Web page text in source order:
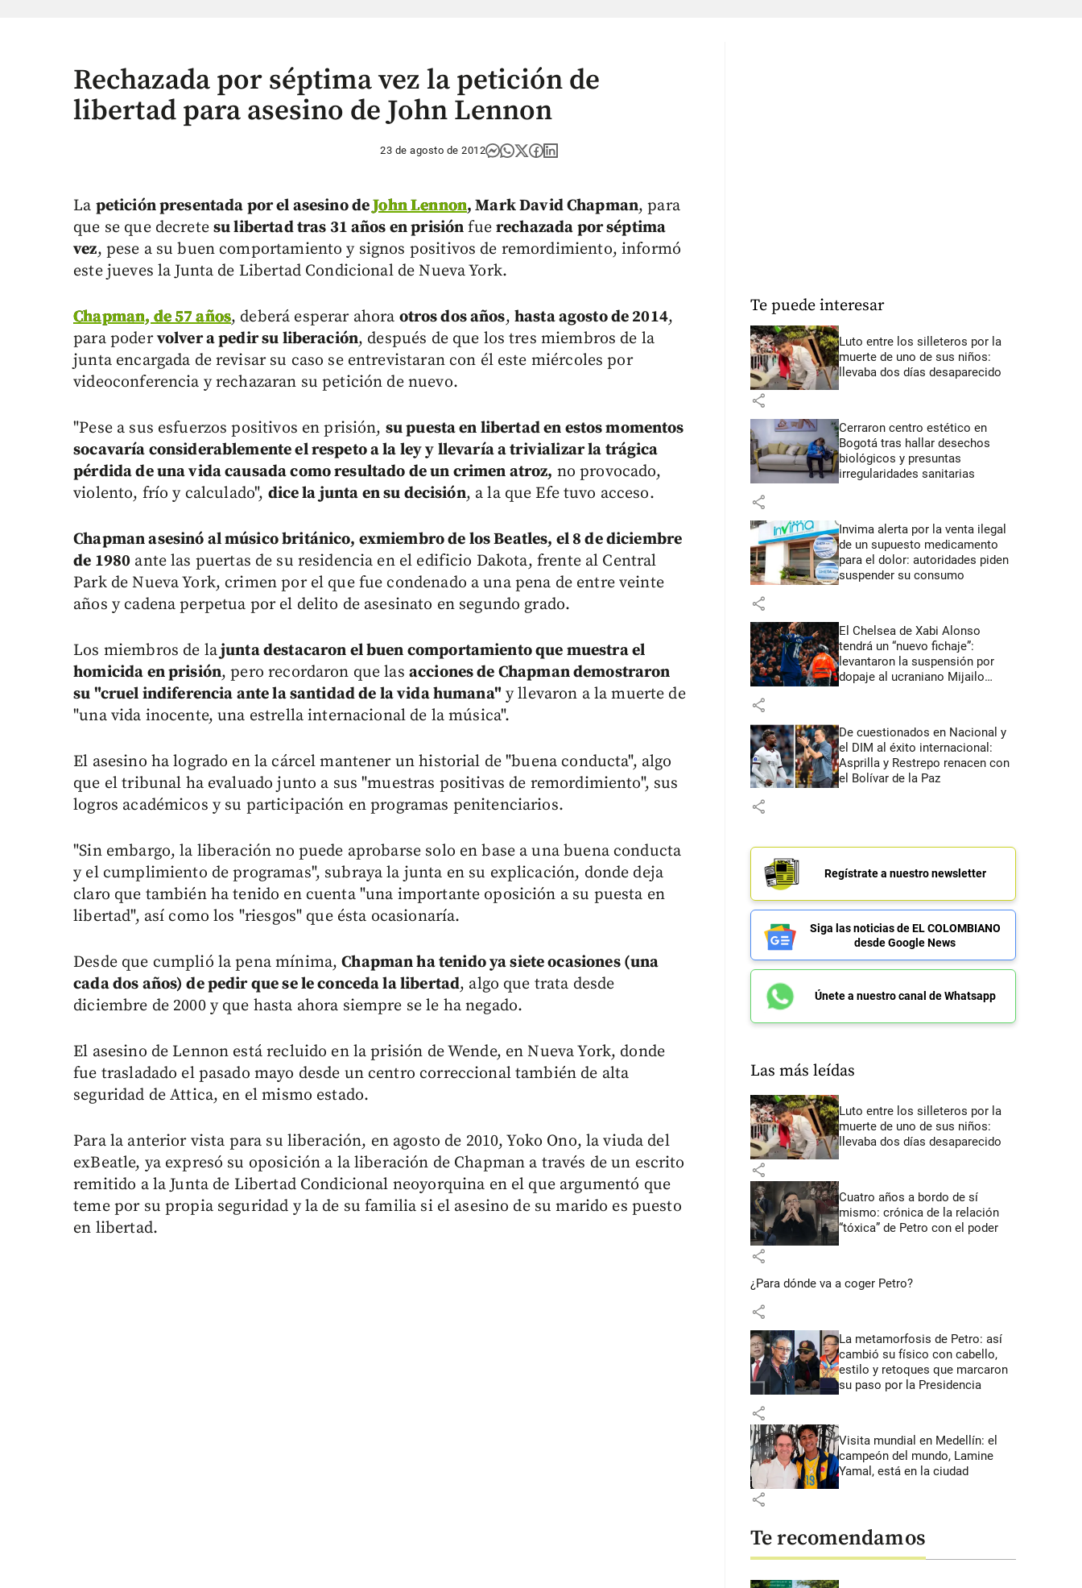
Rechazada por séptima vez la petición de
libertad para asesino de John Lennon
23 de agosto de 2012
La petición presentada por el asesino deJohn Lennon, Mark David Chapman, para
que se que decretesu libertad tras 31 años en prisión fuerechazada por séptima
vez, pese a su buen comportamiento y signos positivos de remordimiento, informó
este jueves la Junta de Libertad Condicional de Nueva York.
Chapman, de 57 años, deberá esperar ahora otros dos años, hasta agosto de 2014,
para podervolver a pedir su liberación, después de que los tres miembros de la
junta encargada de revisar su caso se entrevistaran con él este miércoles por
videoconferencia y rechazaran su petición de nuevo.
"Pese a sus esfuerzos positivos en prisión, su puesta en libertad en estos momentos
socavaría considerablemente el respeto a la ley y llevaría a trivializar la trágica
pérdida de una vida causada como resultado de un crimen atroz, no provocado,
violento, frío y calculado", dice la junta en su decisión, a la que Efe tuvo acceso.
Chapman asesinó al músico británico, exmiembro de los Beatles, el 8 de diciembre
de 1980 ante las puertas de su residencia en el edificio Dakota, frente al Central
Park de Nueva York, crimen por el que fue condenado a una pena de entre veinte
años y cadena perpetua por el delito de asesinato en segundo grado.
Los miembros de lajunta destacaron el buen comportamiento que muestra el
homicida en prisión, pero recordaron que las acciones de Chapman demostraron
su "cruel indiferencia ante la santidad de la vida humana" y llevaron a la muerte de
"una vida inocente, una estrella internacional de la música".
El asesino ha logrado en la cárcel mantener un historial de "buena conducta", algo
que el tribunal ha evaluado junto a sus "muestras positivas de remordimiento", sus
logros académicos y su participación en programas penitenciarios.
"Sin embargo, la liberación no puede aprobarse solo en base a una buena conducta
y el cumplimiento de programas", subraya la junta en su explicación, donde deja
claro que también ha tenido en cuenta "una importante oposición a su puesta en
libertad", así como los "riesgos" que ésta ocasionaría.
Desde que cumplió la pena mínima,Chapman ha tenido ya siete ocasiones (una
cada dos años) de pedir que se le conceda la libertad, algo que trata desde
diciembre de 2000 y que hasta ahora siempre se le ha negado.
El asesino de Lennon está recluido en la prisión de Wende, en Nueva York, donde
fue trasladado el pasado mayo desde un centro correccional también de alta
seguridad de Attica, en el mismo estado.
Para la anterior vista para su liberación, en agosto de 2010, Yoko Ono, la viuda del
exBeatle, ya expresó su oposición a la liberación de Chapman a través de un escrito
remitido a la Junta de Libertad Condicional neoyorquina en el que argumentó que
teme por su propia seguridad y la de su familia si el asesino de su marido es puesto
en libertad.
Te puede interesar
Luto entre los silleteros por la
muerte de uno de sus niños:
llevaba dos días desaparecido
share
Cerraron centro estético en
Bogotá tras hallar desechos
biológicos y presuntas
irregularidades sanitarias
share
Invima alerta por la venta ilegal
de un supuesto medicamento
para el dolor: autoridades piden
suspender su consumo
share
El Chelsea de Xabi Alonso
tendrá un “nuevo fichaje”:
levantaron la suspensión por
dopaje al ucraniano Mijailo
share
De cuestionados en Nacional y
el DIM al éxito internacional:
Asprilla y Restrepo renacen con
el Bolívar de la Paz
share
Regístrate a nuestro newsletter
Siga las noticias de EL COLOMBIANO
desde Google News
Únete a nuestro canal de Whatsapp
Las más leídas
Luto entre los silleteros por la
muerte de uno de sus niños:
llevaba dos días desaparecido
share
Cuatro años a bordo de sí
mismo: crónica de la relación
“tóxica” de Petro con el poder
share
¿Para dónde va a coger Petro?
share
La metamorfosis de Petro: así
cambió su físico con cabello,
estilo y retoques que marcaron
su paso por la Presidencia
share
Visita mundial en Medellín: el
campeón del mundo, Lamine
Yamal, está en la ciudad
share
Te recomendamos